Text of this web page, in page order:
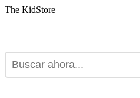
The KidStore